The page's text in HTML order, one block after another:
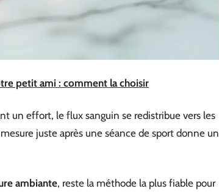
petit ami : comment la choisir
un effort, le flux sanguin se redistribue vers les
juste après une séance de sport donne un
ambiante, reste la méthode la plus fiable pour